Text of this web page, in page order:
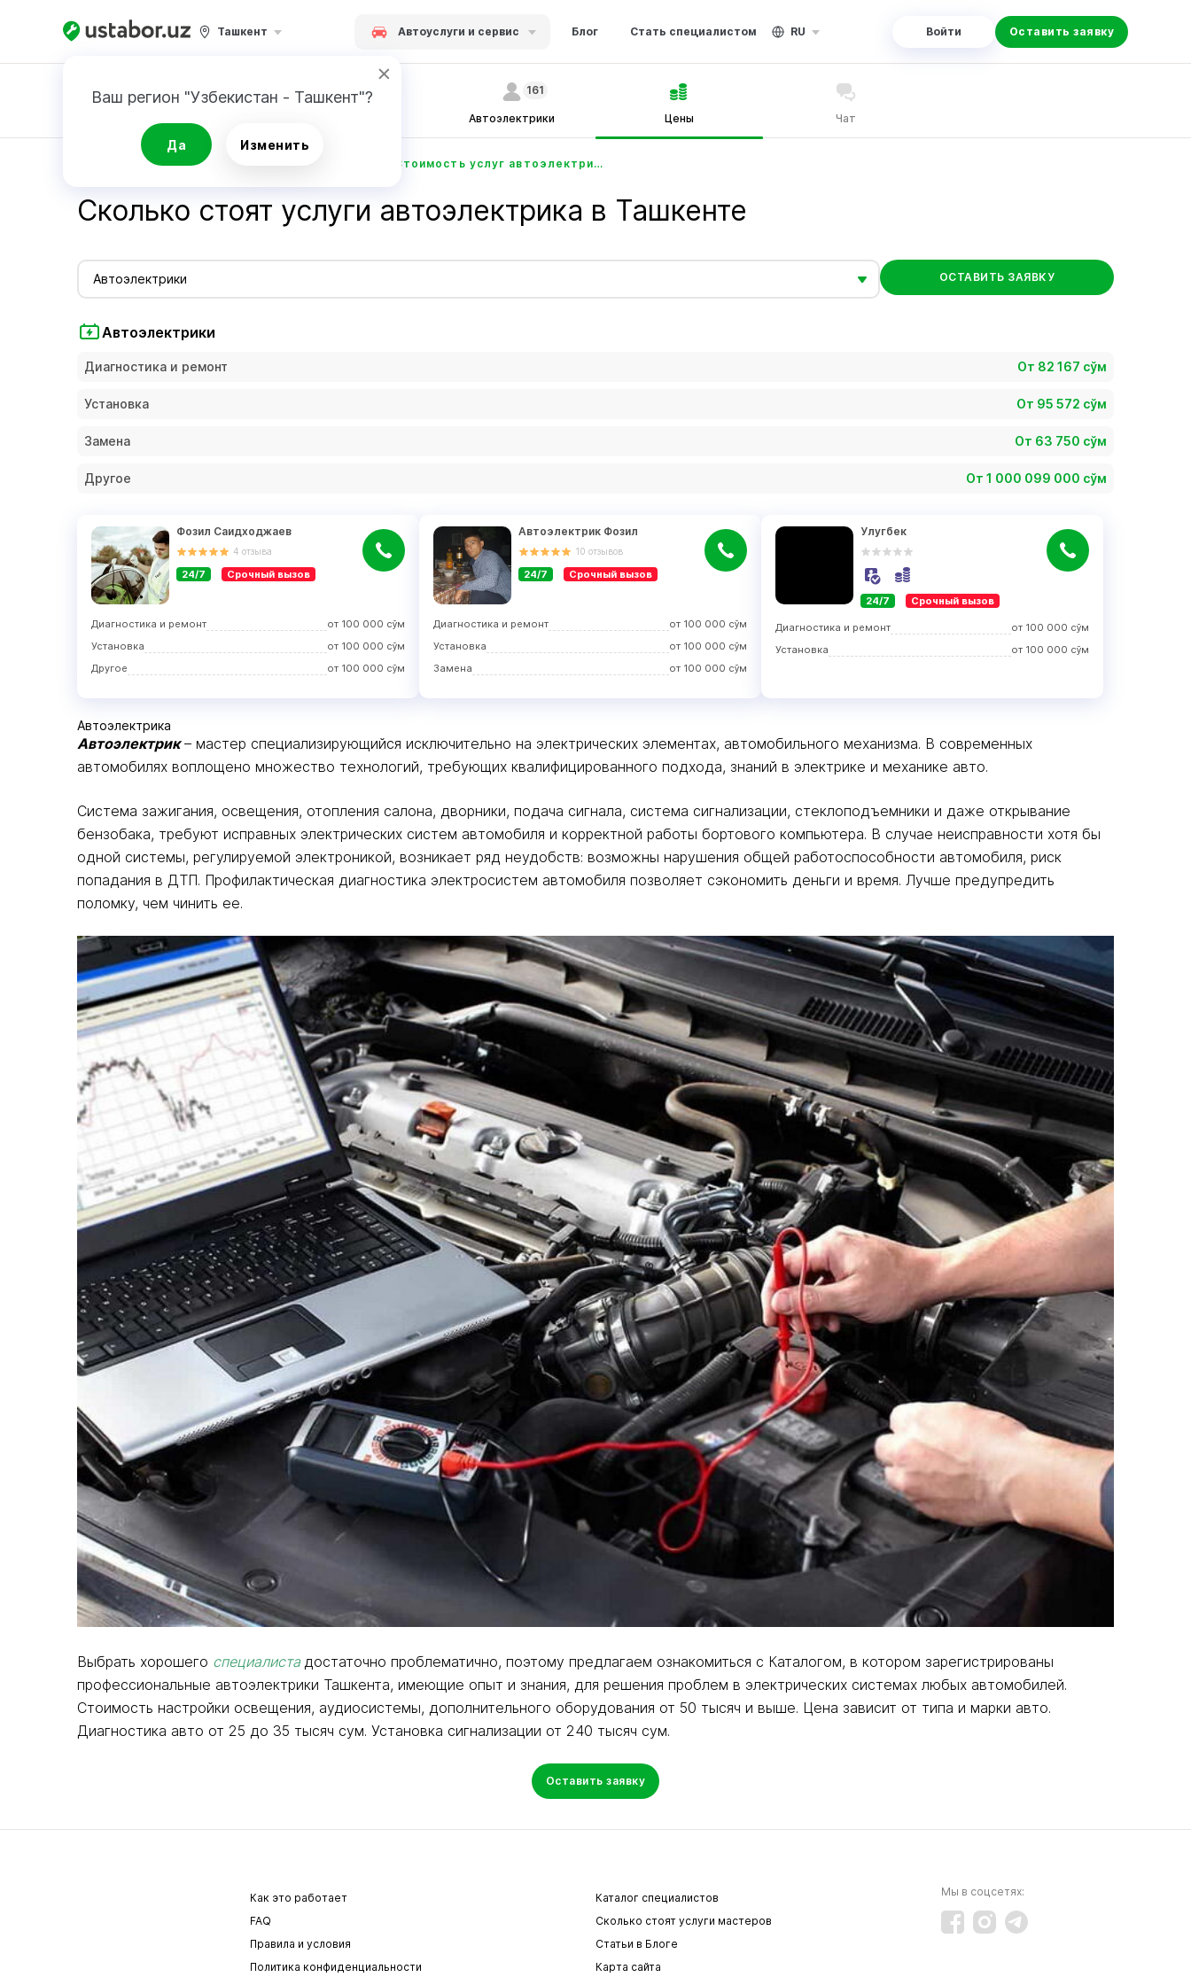
Ташкент Автоуслуги и сервис Блог Стать специалистом RU Войти Оставить заявку
Ваш регион "Узбекистан - Ташкент"?
Да Изменить
Автоэлектрики
161
Цены Чат
Стоимость услуг автоэлектрика в Ташкенте - Ustabor.uz
Сколько стоят услуги автоэлектрика в Ташкенте
Автоэлектрики ОСТАВИТЬ ЗАЯВКУ
Автоэлектрики
Диагностика и ремонт От 82 167 сўм
Установка От 95 572 сўм
Замена От 63 750 сўм
Другое От 1 000 099 000 сўм
Фозил Саидходжаев
4 отзыва
24/7 Срочный вызов
Диагностика и ремонт от 100 000 сўм
Установка
от 100 000 сўм
Другое
от 100 000 сўм
Автоэлектрик Фозил
10отзывов
24/7 Срочный вызов
Диагностика и ремонт от 100 000 сўм
Установка
от 100 000 сўм
Замена
от 100 000 сўм
Улугбек
24/7 Срочный вызов
Диагностика и ремонт от 100 000 сўм
Установка
от 100 000 сўм
Автоэлектрика
Автоэлектрик– мастер специализирующийся исключительно на электрических элементах, автомобильного механизма. В современных
автомобилях воплощено множество технологий, требующих квалифицированного подхода, знаний в электрике и механике авто.
Система зажигания, освещения, отопления салона, дворники, подача сигнала, система сигнализации, стеклоподъемники и даже открывание
бензобака, требуют исправных электрических систем автомобиля и корректной работы бортового компьютера. В случае неисправности хотя бы
одной системы, регулируемой электроникой, возникает ряд неудобств: возможны нарушения общей работоспособности автомобиля, риск
попадания в ДТП. Профилактическая диагностика электросистем автомобиля позволяет сэкономить деньги и время. Лучше предупредить
поломку, чем чинить ее.
Выбрать хорошего специалиста достаточно проблематично, поэтому предлагаем ознакомиться с Каталогом, в котором зарегистрированы
профессиональные автоэлектрики Ташкента, имеющие опыт и знания, для решения проблем в электрических системах любых автомобилей.
Стоимость настройки освещения, аудиосистемы, дополнительного оборудования от 50 тысяч и выше. Цена зависит от типа и марки авто.
Диагностика авто от 25 до 35 тысяч сум. Установка сигнализации от 240 тысяч сум.
Оставить заявку
Как это работает
Каталог специалистов
FAQ
Сколько стоят услуги мастеров
Правила и условия
Статьи в Блоге
Политика конфиденциальности
Карта сайта
Мы в соцсетях: